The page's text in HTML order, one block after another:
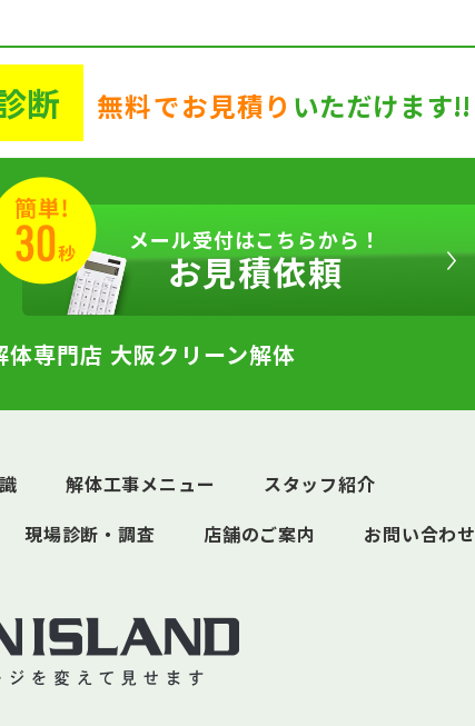
断 無料でお見積り いただけます!!
メール受付はこちらから！
お見積依頼
専門店 大阪クリーン解体
解体工事メニュー
スタッフ紹介
現場診断・調査 店舗のご案内 お問い合わせ